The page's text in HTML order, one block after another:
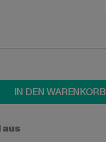
IN DEN WARENKORB